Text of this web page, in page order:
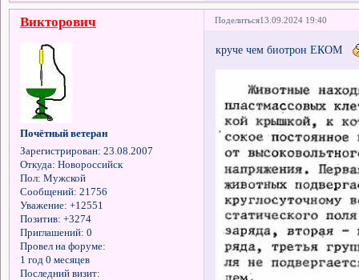
Поделиться13.09.2024 19:40
Викторович
Почётный ветеран
Зарегистрирован: 23.08.2007
Откуда: Новороссийск
Пол: Мужской
Сообщений: 21756
Уважение: +12551
Позитив: +3274
Приглашений: 0
Провел на форуме:
1 год 0 месяцев
Последний визит:
круче чем биотрон ЕКОМ